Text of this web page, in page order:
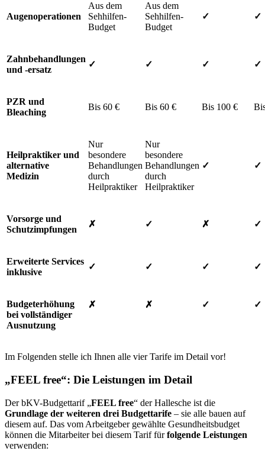
Augenoperationen
Aus dem
Sehhilfen-
Budget
Aus dem
Sehhilfen-
Budget
✓ ✓
Zahnbehandlungen
und -ersatz
✓ ✓ ✓ ✓
PZR und
Bleaching
Bis 60 € Bis 60 € Bis 100 €
Heilpraktiker und
alternative
Medizin
Nur
besondere
Behandlungen
durch
Heilpraktiker
Nur
besondere
Behandlungen
durch
Heilpraktiker
✓ ✓
Vorsorge und
Schutzimpfungen
✗ ✓ ✗ ✓
Erweiterte Services
inklusive
✓ ✓ ✓ ✓
Budgeterhöhung
bei vollständiger
Ausnutzung
✗ ✗ ✓ ✓
Im Folgenden stelle ich Ihnen alle vier Tarife im Detail vor!
„FEEL free“: Die Leistungen im Detail
Der bKV-Budgettarif „FEEL free“ der Hallesche ist die
Grundlage der weiteren drei Budgettarife – sie alle bauen auf
diesem auf. Das vom Arbeitgeber gewählte Gesundheitsbudget
können die Mitarbeiter bei diesem Tarif fürfolgende Leistungen
verwenden: